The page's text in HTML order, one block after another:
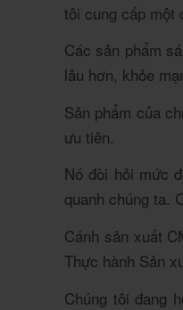
tôi cung cấp một
Các sản phẩm
lâu hơn, khỏe
Sản phẩm của
ưu tiên.
Nó đòi hỏi mức
quanh chúng ta.
Cánh sản xuất
Thực hành Sản
Chúng tôi đang